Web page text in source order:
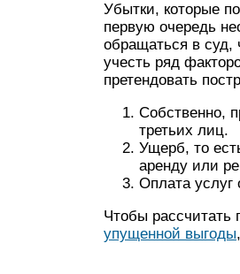
Убытки, которые
первую очередь
обращаться в суд,
учесть ряд
претендовать
Собственно,
третьих лиц.
Ущерб, то
аренду или
Оплата
Чтобы рассчитать
упущенной выгоды